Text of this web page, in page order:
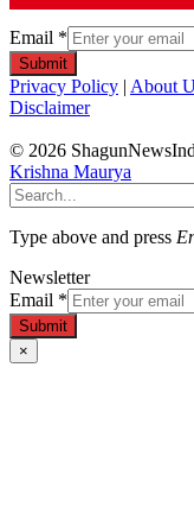
Email *
Submit
Privacy Policy | About
Disclaimer
© 2026
Krishna Maurya
Type above and press
Newsletter
Email *
Submit
×